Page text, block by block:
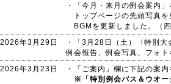
・「今月・来月の例会案内
トップページの先頭写真を
BGMを更新しました。（四
2026年3月29日
・「3月28日（土）〈特別
例会報告、例会写真、フォト
2026年3月23日
・「ご案内」欄に下記の案内
※「特別例会バス＆ウオー